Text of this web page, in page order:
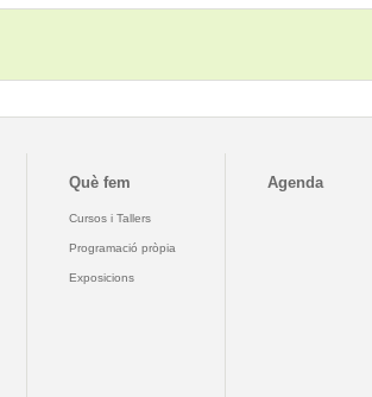
Què fem
Cursos i Tallers
Programació pròpia
Exposicions
Agenda